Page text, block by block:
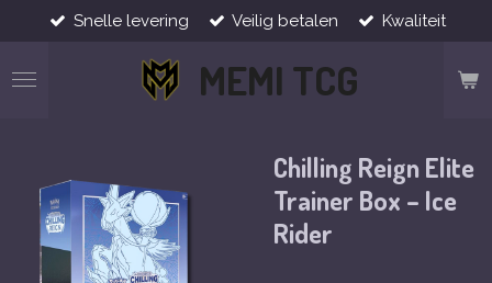
direct
naar
MEMI TCG
Snelle levering Veilig betalen Kwaliteit
Chilling Reign Elite
Trainer Box – Ice
Rider